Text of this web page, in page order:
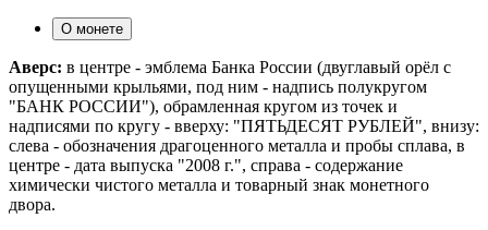
О монете
Аверс: в центре - эмблема Банка России (двуглавый орёл с
опущенными крыльями, под ним - надпись полукругом
"БАНК РОССИИ"), обрамленная кругом из точек и
надписями по кругу - вверху: "ПЯТЬДЕСЯТ РУБЛЕЙ", внизу:
слева - обозначения драгоценного металла и пробы сплава, в
центре - дата выпуска "2008 г.", справа - содержание
химически чистого металла и товарный знак монетного
двора.